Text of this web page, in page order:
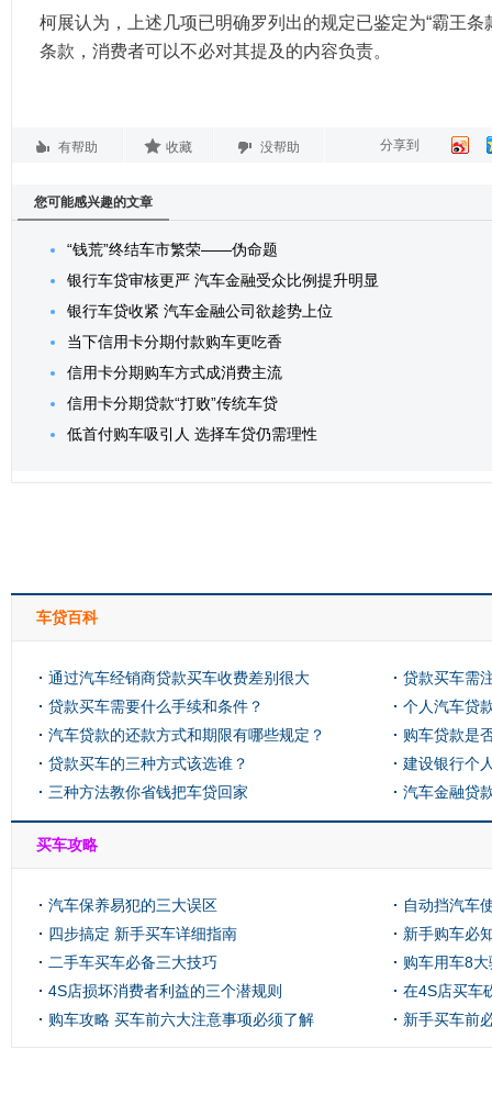
柯展认为，上述几项已明确罗列出的规定已鉴定为“霸王条
条款，消费者可以不必对其提及的内容负责。
有帮助 收藏 没帮助 分享到
您可能感兴趣的文章
“钱荒”终结车市繁荣——伪命题
银行车贷审核更严 汽车金融受众比例提升明显
银行车贷收紧 汽车金融公司欲趁势上位
当下信用卡分期付款购车更吃香
信用卡分期购车方式成消费主流
信用卡分期贷款“打败”传统车贷
低首付购车吸引人 选择车贷仍需理性
车贷百科
通过汽车经销商贷款买车收费差别很大
贷款买车需要什么手续和条件？
汽车贷款的还款方式和期限有哪些规定？
贷款买车的三种方式该选谁？
三种方法教你省钱把车贷回家
贷款买车需
个人汽车贷
购车贷款是
建设银行个
汽车金融贷
买车攻略
汽车保养易犯的三大误区
四步搞定 新手买车详细指南
二手车买车必备三大技巧
4S店损坏消费者利益的三个潜规则
购车攻略 买车前六大注意事项必须了解
自动挡汽车
新手购车必
购车用车8
在4S店买车
新手买车前